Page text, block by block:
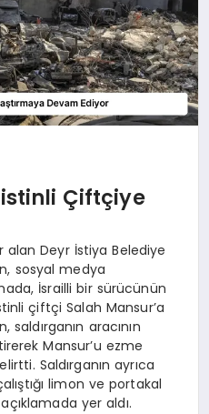
Çiftçiye
alan Deyr İstiya Belediye
sosyal medya
İsrailli bir sürücünün
çiftçi Salah Mansur’a
saldırganın aracının
Mansur’u ezme
Saldırganın ayrıca
limon ve portakal
yer aldı.